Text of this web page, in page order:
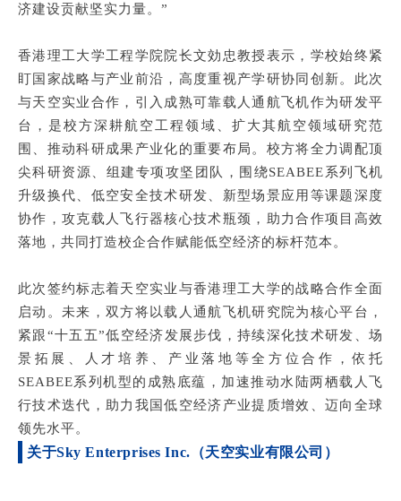
济建设贡献坚实力量。”
香港理工大学工程学院院长文効忠教授表示，学校始终紧
盯国家战略与产业前沿，高度重视产学研协同创新。此次
与天空实业合作，引入成熟可靠载人通航飞机作为研发平
台，是校方深耕航空工程领域、扩大其航空领域研究范
围、推动科研成果产业化的重要布局。校方将全力调配顶
尖科研资源、组建专项攻坚团队，围绕SEABEE系列飞机
升级换代、低空安全技术研发、新型场景应用等课题深度
协作，攻克载人飞行器核心技术瓶颈，助力合作项目高效
落地，共同打造校企合作赋能低空经济的标杆范本。
此次签约标志着天空实业与香港理工大学的战略合作全面
启动。未来，双方将以载人通航飞机研究院为核心平台，
紧跟“十五五”低空经济发展步伐，持续深化技术研发、场
景拓展、人才培养、产业落地等全方位合作，依托
SEABEE系列机型的成熟底蕴，加速推动水陆两栖载人飞
行技术迭代，助力我国低空经济产业提质增效、迈向全球
领先水平。
关于Sky Enterprises Inc.（天空实业有限公司）